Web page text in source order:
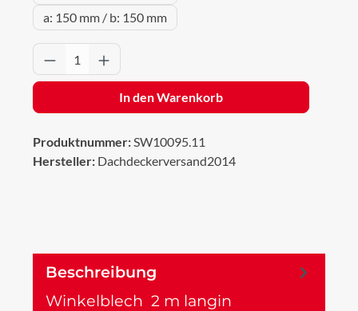
a: 150 mm / b: 150 mm
Produkt Anzahl: Gib den gewünschten
In den Warenkorb
Produktnummer:SW10095.11
Hersteller: Dachdeckerversand2014
Beschreibung
Winkelblech 2 m langin